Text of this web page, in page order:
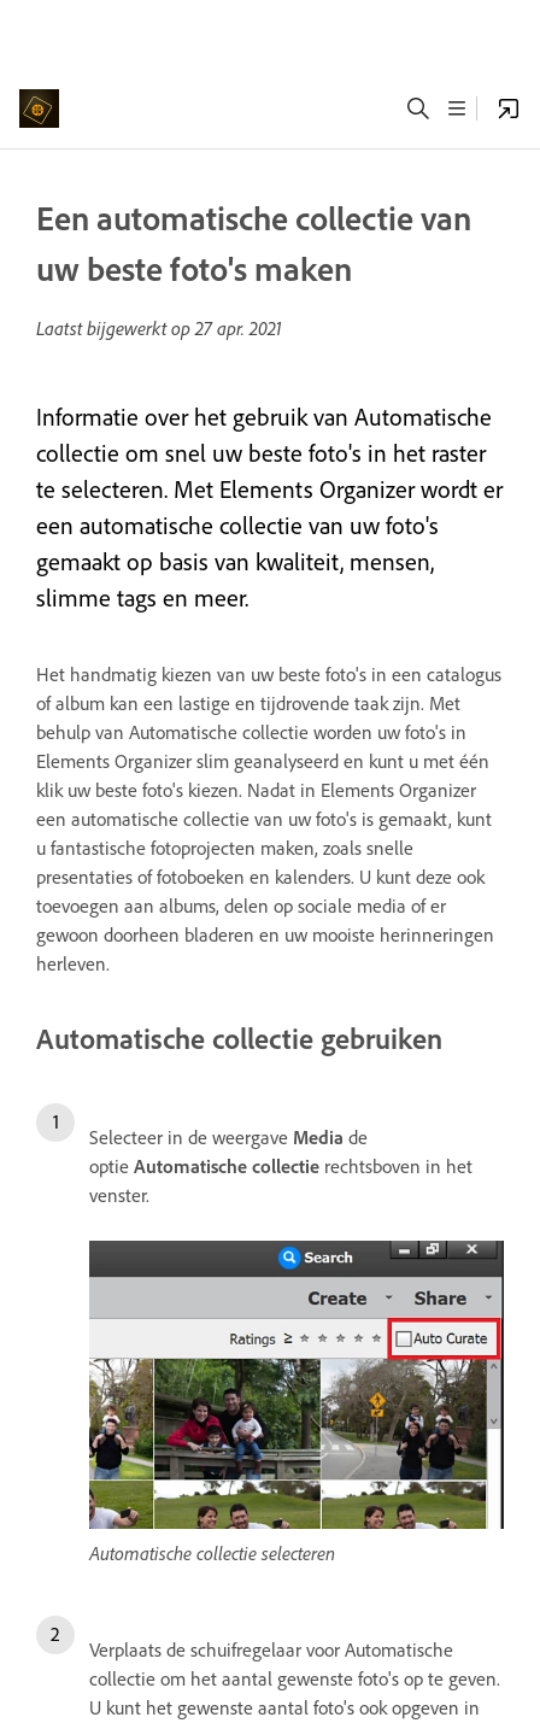
Een automatische collectie van
uw beste foto's maken
Laatst bijgewerkt op27 apr. 2021
Informatie over het gebruik van Automatische
collectie om snel uw beste foto's in het raster
te selecteren. Met Elements Organizer wordt er
een automatische collectie van uw foto's
gemaakt op basis van kwaliteit, mensen,
slimme tags en meer.
Het handmatig kiezen van uw beste foto's in een catalogus
of album kan een lastige en tijdrovende taak zijn. Met
behulp van Automatische collectie worden uw foto's in
Elements Organizer slim geanalyseerd en kunt u met één
klik uw beste foto's kiezen. Nadat in Elements Organizer
een automatische collectie van uw foto's is gemaakt, kunt
u fantastische fotoprojecten maken, zoals snelle
presentaties of fotoboeken en kalenders. U kunt deze ook
toevoegen aan albums, delen op sociale media of er
gewoon doorheen bladeren en uw mooiste herinneringen
herleven.
Automatische collectie gebruiken
Selecteer in de weergave Media de
optie Automatische collectie rechtsboven in het
venster.
Automatische collectie selecteren
Verplaats de schuifregelaar voor Automatische
collectie om het aantal gewenste foto's op te geven.
U kunt het gewenste aantal foto's ook opgeven in